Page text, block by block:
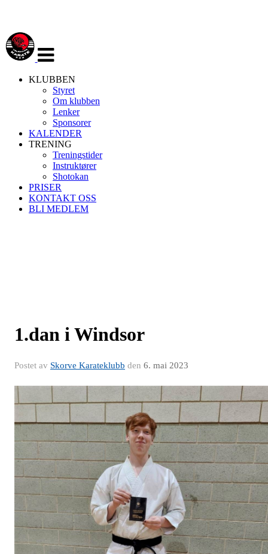
navigasjon
KLUBBEN
Styret
Om klubben
Lenker
Sponsorer
KALENDER
TRENING
Treningstider
Instruktører
Shotokan
PRISER
KONTAKT OSS
BLI MEDLEM
1.dan i Windsor
Postet av Skorve Karateklubb den 6. mai 2023